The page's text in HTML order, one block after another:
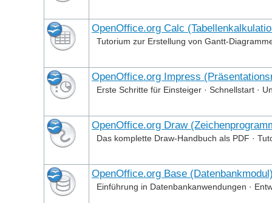
OpenOffice.org Calc
Tutorium zur Erstellung von Gantt-
OpenOffice.org Impress
Erste Schritte für Einsteiger · Schnellstart ·
OpenOffice.org Draw
Das komplette Draw-Handbuch als PDF ·
OpenOffice.org Base
Einführung in Datenbankanwendungen ·